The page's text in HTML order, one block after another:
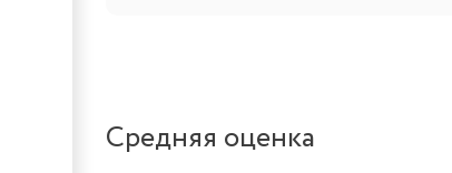
Средняя оценка